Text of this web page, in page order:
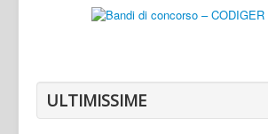
Caserta
ULTIMISSIME